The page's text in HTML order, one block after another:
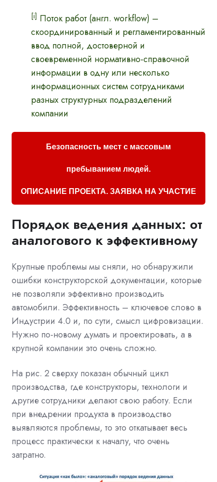
[i] Поток работ (англ. workflow) –
скоординированный и регламентированный
ввод полной, достоверной и
своевременной нормативно-справочной
информации в одну или несколько
информационных систем сотрудниками
разных структурных подразделений
компании
Безопасность мест с массовым
пребыванием людей.
ОПИСАНИЕ ПРОЕКТА. ЗАЯВКА НА УЧАСТИЕ
Порядок ведения данных: от
аналогового к эффективному
Крупные проблемы мы сняли, но обнаружили
ошибки конструкторской документации, которые
не позволяли эффективно производить
автомобили. Эффективность – ключевое слово в
Индустрии 4.0 и, по сути, смысл цифровизации.
Нужно по-новому думать и проектировать, а в
крупной компании это очень сложно.
На рис. 2 сверху показан обычный цикл
производства, где конструкторы, технологи и
другие сотрудники делают свою работу. Если
при внедрении продукта в производство
выявляются проблемы, то это откатывает весь
процесс практически к началу, что очень
затратно.